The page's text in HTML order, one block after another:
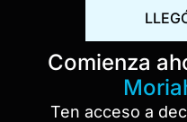
Comienza
Ten acceso a